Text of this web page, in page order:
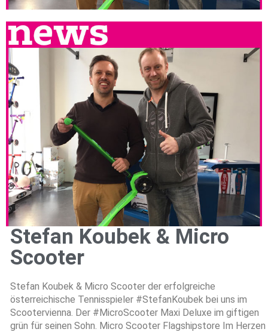
Stefan Koubek & Micro
Scooter
Stefan Koubek & Micro Scooter der erfolgreiche
österreichische Tennisspieler #StefanKoubek bei uns im
Scootervienna. Der #MicroScooter Maxi Deluxe im giftigen
grün für seinen Sohn. Micro Scooter Flagshipstore Im Herzen